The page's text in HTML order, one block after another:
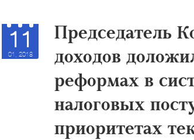
11
01, 2018
Председатель
доходов
реформах в
налоговых
приоритетах